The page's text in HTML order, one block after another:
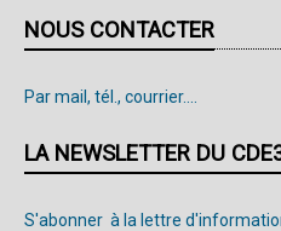
NOUS CONTACTER
Par mail, tél., courrier....
LA NEWSLETTER DU
S'abonner à la lettre